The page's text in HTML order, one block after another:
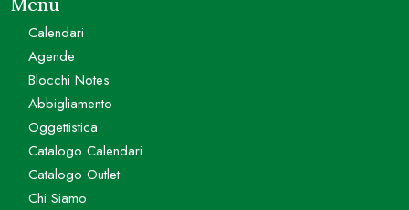
Calendari
Agende
Blocchi Notes
Abbigliamento
Oggettistica
Catalogo Calendari
Catalogo Outlet
Chi Siamo